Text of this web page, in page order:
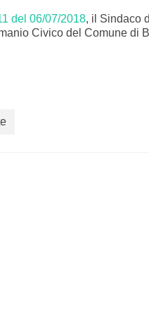
del 06/07/2018, il Sindaco
Civico del Comune di